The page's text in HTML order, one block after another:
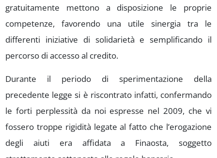
gratuitamente mettono a disposizione le proprie
competenze, favorendo una utile sinergia tra le
differenti iniziative di solidarietà e semplificando il
percorso di accesso al credito.
Durante il periodo di sperimentazione della
precedente legge si è riscontrato infatti, confermando
le forti perplessità da noi espresse nel 2009, che vi
fossero troppe rigidità legate al fatto che l’erogazione
degli aiuti era affidata a Finaosta, soggetto